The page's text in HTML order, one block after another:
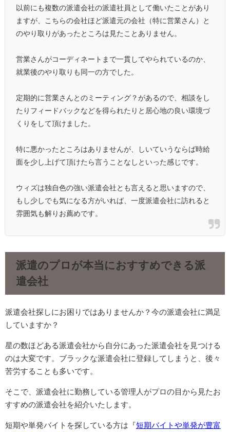
以前にも複数の派遣会社の派遣社員として働いたことがあり
ますが、こちらの会社ほど派遣元の会社（特に営業さん）と
のやり取りがあったところは見たことありません。
営業さんがコーディネートまで一貫してやられているのか、
就業後のやり取りも同一の方でした。
定期的に営業さんとのミーティング？があるので、相談をし
たりフィードバックなどを得られたりと居心地の良い環境づ
くりをして頂けました。
特に悪かったところはありませんが、しいていうならば時給
面を少し上げて頂けたら言うことなしといった感じです。
ウィズは独自色の強い派遣会社とも言えると思いますので、
もし少しでも気になる方がいれば、一度派遣会社に訪れると
雰囲気も解りお薦めです。
派遣のプロが本当におすすめできる派
遣会社
派遣会社探しにお困りではありませんか？今の派遣会社に満足
していますか？
星の数ほどある派遣会社から自分にあった派遣会社を見つける
のは大変です。ブラックな派遣会社に登録してしまうと、後々
苦労することも多いです。
そこで、派遣会社に勤務している管理人がプロの目から見たお
すすめの派遣会社を紹介いたします。
短期や単発バイトを探している方は『短期バイトや単発が豊富